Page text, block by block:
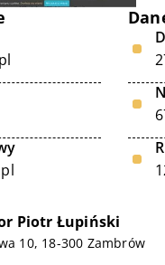
Piotr Łupiński
10, 18-300 Zambrów